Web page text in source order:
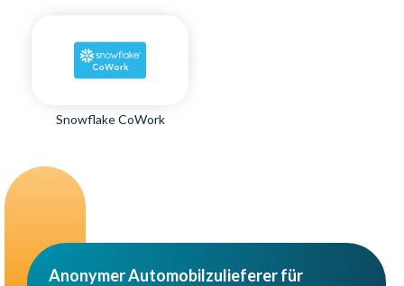
Anonymer Automobilzulieferer für
Snowflake CoWork